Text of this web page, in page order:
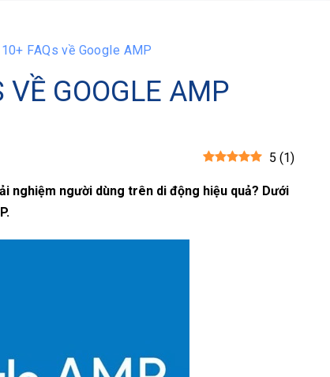
FAQs về Google AMP
VỀ GOOGLE AMP
5 (1)
nghiệm người dùng trên di động hiệu quả? Dưới